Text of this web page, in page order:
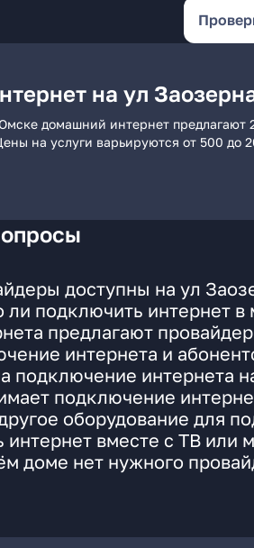
на ул
домашний интернет
на услуги варьируются от 500
доступны на ул
подключить интернет
предлагают
интернета и
подключение интернета
подключение
оборудование для
вместе с ТВ или
доме нет нужного